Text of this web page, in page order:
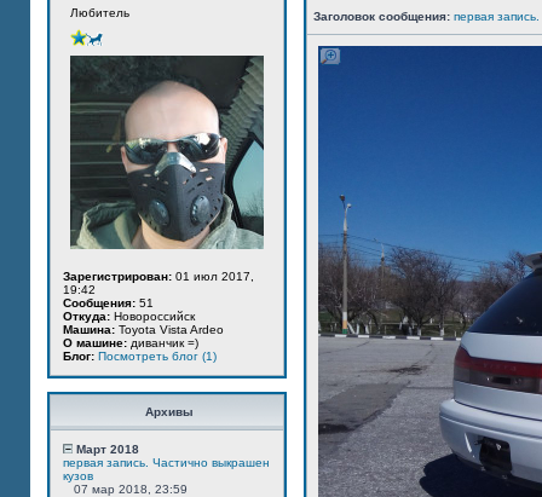
Любитель
Зарегистрирован: 01 июл 2017,
19:42
Сообщения: 51
Откуда: Новороссийск
Машина: Toyota Vista Ardeo
О машине: диванчик =)
Блог: Посмотреть блог (1)
Архивы
Март 2018
первая запись. Частично выкрашен
кузов
07 мар 2018, 23:59
Заголовок сообщения: первая